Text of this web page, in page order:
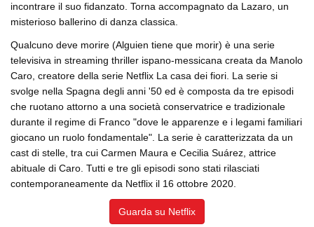
incontrare il suo fidanzato. Torna accompagnato da Lazaro, un
misterioso ballerino di danza classica.
Qualcuno deve morire (Alguien tiene que morir) è una serie
televisiva in streaming thriller ispano-messicana creata da Manolo
Caro, creatore della serie Netflix La casa dei fiori. La serie si
svolge nella Spagna degli anni '50 ed è composta da tre episodi
che ruotano attorno a una società conservatrice e tradizionale
durante il regime di Franco "dove le apparenze e i legami familiari
giocano un ruolo fondamentale". La serie è caratterizzata da un
cast di stelle, tra cui Carmen Maura e Cecilia Suárez, attrice
abituale di Caro. Tutti e tre gli episodi sono stati rilasciati
contemporaneamente da Netflix il 16 ottobre 2020.
Guarda su Netflix